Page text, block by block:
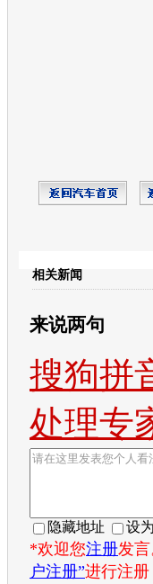
相关新闻
来说两句
搜狗拼
处理专
隐藏地址 设
*欢迎您注册发
户注册”进行注册